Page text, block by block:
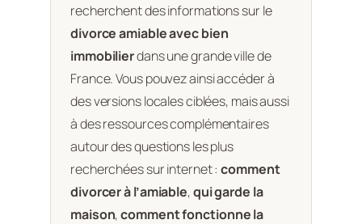
recherchent des informations sur le
divorce amiable avec bien
immobilierdans une grande ville de
France. Vous pouvez ainsi accéder à
des versions locales ciblées, mais aussi
à des ressources complémentaires
autour des questions les plus
recherchées sur internet :comment
divorcer à l’amiable,qui garde la
maison,comment fonctionne la